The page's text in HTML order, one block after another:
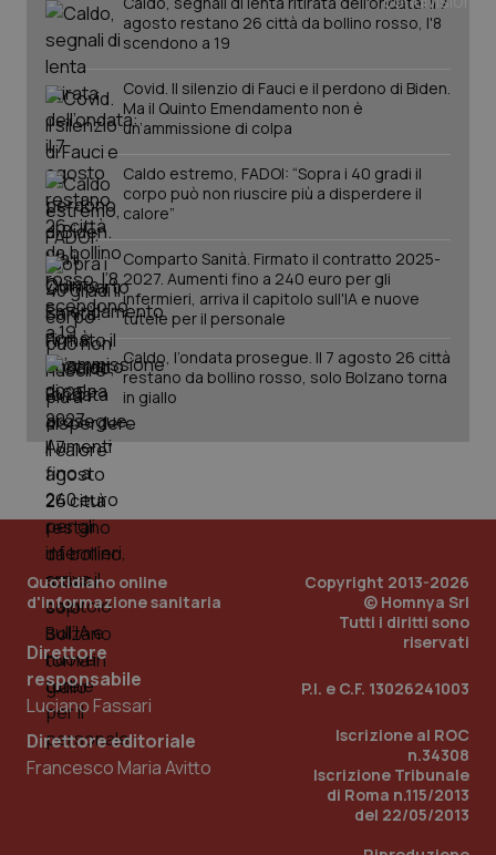
agosto restano 26 città da bollino rosso, l'8
scendono a 19
Covid. Il silenzio di Fauci e il perdono di Biden.
Ma il Quinto Emendamento non è
un’ammissione di colpa
Caldo estremo, FADOI: “Sopra i 40 gradi il
corpo può non riuscire più a disperdere il
calore”
Comparto Sanità. Firmato il contratto 2025-
2027. Aumenti fino a 240 euro per gli
infermieri, arriva il capitolo sull'IA e nuove
tutele per il personale
Caldo, l’ondata prosegue. Il 7 agosto 26 città
restano da bollino rosso, solo Bolzano torna
in giallo
Quotidiano online
d'informazione sanitaria
Direttore
responsabile
Luciano Fassari
Direttore editoriale
Francesco Maria Avitto
Copyright 2013-2026
© Homnya Srl
Tutti i diritti sono
riservati
P.I. e C.F. 13026241003
Iscrizione al ROC
n.34308
Iscrizione Tribunale
di Roma n.115/2013
del 22/05/2013